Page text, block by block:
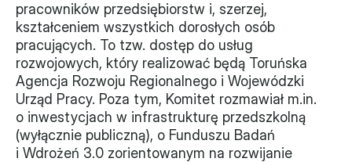
Działania z ostatnich lat
Sprawy
Forum Dobrego Prawa
Certyfikujemy
Certyfikat
pracowników przedsiębiorstw i, szerzej,
kształceniem wszystkich dorosłych osób
pracujących. To tzw. dostęp do usług
rozwojowych, który realizować będą Toruńska
Agencja Rozwoju Regionalnego i Wojewódzki
Urząd Pracy. Poza tym, Komitet rozmawiał m.in.
o inwestycjach w infrastrukturę przedszkolną
(wyłącznie publiczną), o Funduszu Badań
i Wdrożeń 3.0 zorientowanym na rozwijanie